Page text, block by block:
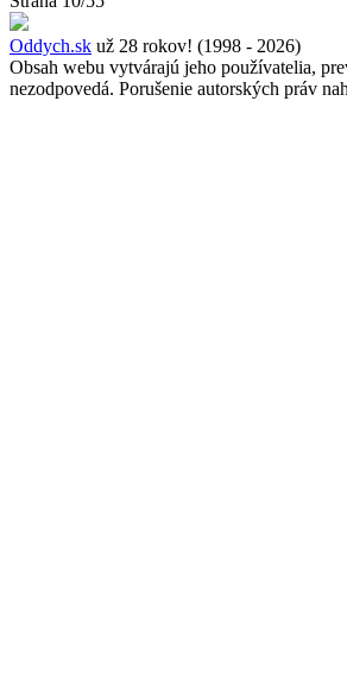
Oddych.sk už 28 rokov! (1998 - 2026)
Obsah webu vytvárajú jeho používatelia,
nezodpovedá. Porušenie autorských práv